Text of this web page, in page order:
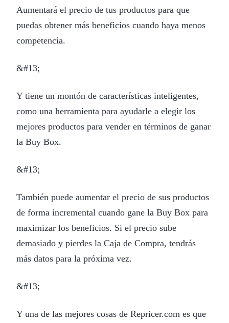
Aumentará el precio de tus productos para que
puedas obtener más beneficios cuando haya menos
competencia.
&#13;
Y tiene un montón de características inteligentes,
como una herramienta para ayudarle a elegir los
mejores productos para vender en términos de ganar
la Buy Box.
&#13;
También puede aumentar el precio de sus productos
de forma incremental cuando gane la Buy Box para
maximizar los beneficios. Si el precio sube
demasiado y pierdes la Caja de Compra, tendrás
más datos para la próxima vez.
&#13;
Y una de las mejores cosas de Repricer.com es que